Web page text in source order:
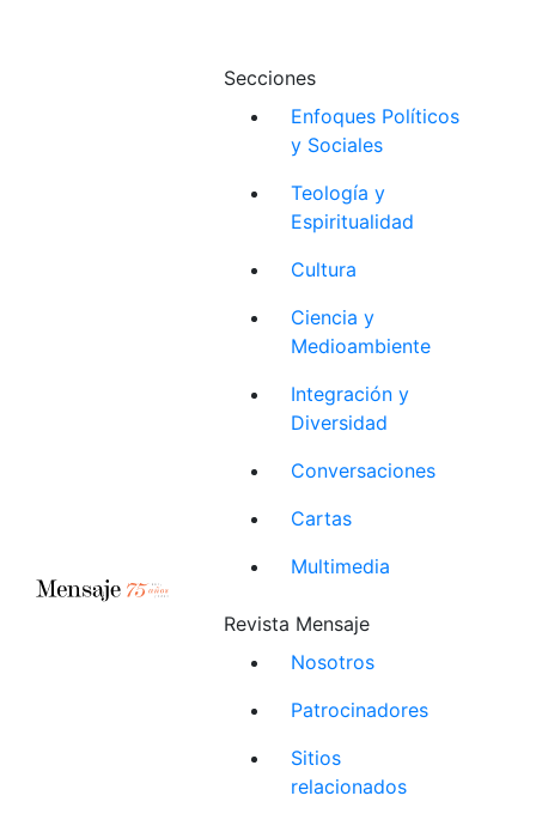
Secciones
Enfoques Políticos
y Sociales
Teología y
Espiritualidad
Cultura
Ciencia y
Medioambiente
Integración y
Diversidad
Conversaciones
Cartas
Multimedia
Revista Mensaje
Nosotros
Patrocinadores
Sitios
relacionados